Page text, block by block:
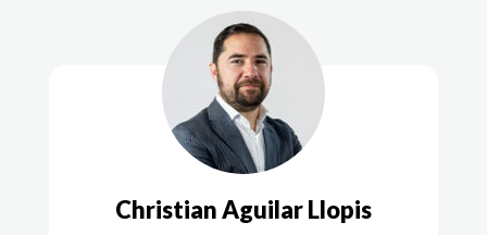
Christian Aguilar Llopis